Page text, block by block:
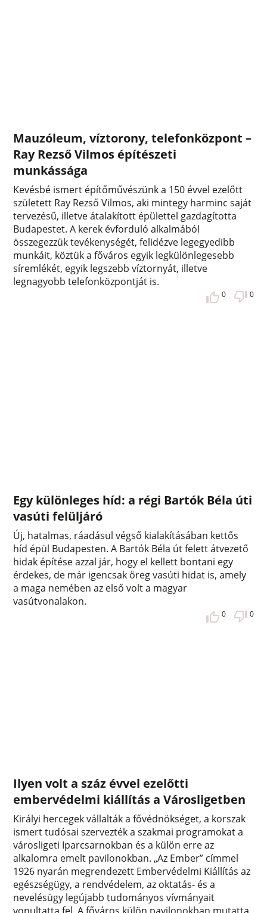
Mauzóleum, víztorony, telefonközpont –
Ray Rezső Vilmos építészeti
munkássága
Kevésbé ismert építőművészünk a 150 évvel ezelőtt
született Ray Rezső Vilmos, aki mintegy harminc saját
tervezésű, illetve átalakított épülettel gazdagította
Budapestet. A kerek évforduló alkalmából
összegezzük tevékenységét, felidézve legegyedibb
munkáit, köztük a főváros egyik legkülönlegesebb
síremlékét, egyik legszebb víztornyát, illetve
legnagyobb telefonközpontját is.
0 0
Egy különleges híd: a régi Bartók Béla úti
vasúti felüljáró
Új, hatalmas, ráadásul végső kialakításában kettős
híd épül Budapesten. A Bartók Béla út felett átvezető
hidak építése azzal jár, hogy el kellett bontani egy
érdekes, de már igencsak öreg vasúti hidat is, amely
a maga nemében az első volt a magyar
vasútvonalakon.
0 0
Ilyen volt a száz évvel ezelőtti
embervédelmi kiállítás a Városligetben
Királyi hercegek vállalták a fővédnökséget, a korszak
ismert tudósai szervezték a szakmai programokat a
városligeti Iparcsarnokban és a külön erre az
alkalomra emelt pavilonokban. „Az Ember” címmel
1926 nyarán megrendezett Embervédelmi Kiállítás az
egészségügy, a rendvédelem, az oktatás- és a
nevelésügy legújabb tudományos vívmányait
vonultatta fel. A főváros külön pavilonokban mutatta